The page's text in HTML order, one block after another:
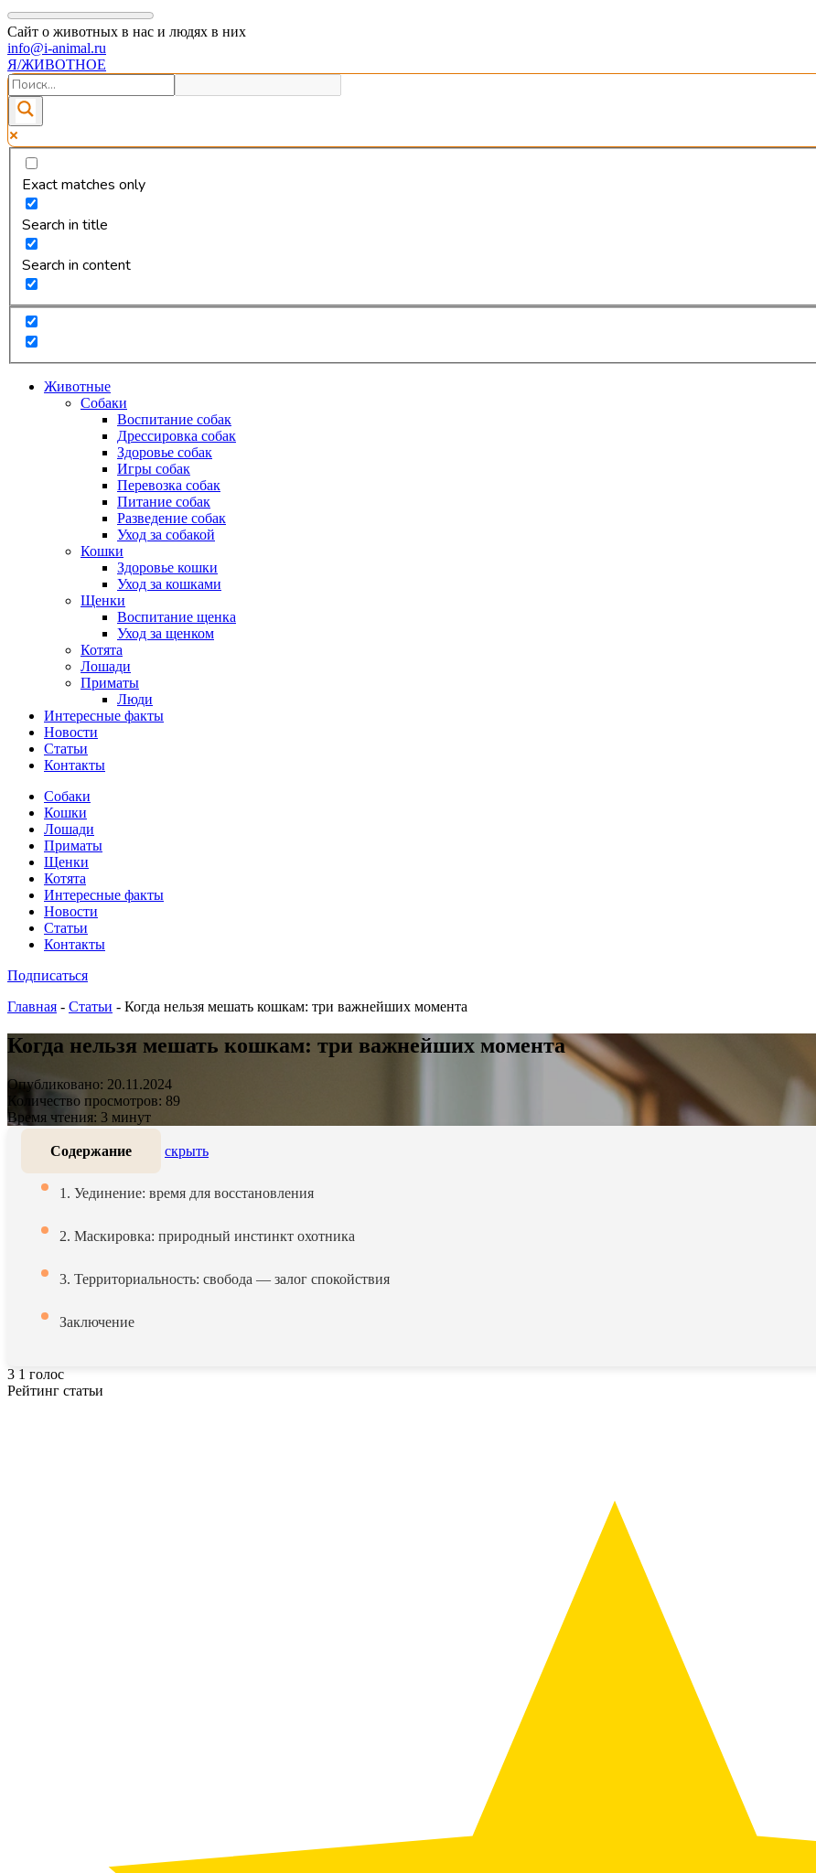
Сайт о животных в нас и людях в них
info@i-animal.ru
Я/ЖИВОТНОЕ
Exact matches only
Search in title
Search in content
Животные
Собаки
Воспитание собак
Дрессировка собак
Здоровье собак
Игры собак
Перевозка собак
Питание собак
Разведение собак
Уход за собакой
Кошки
Здоровье кошки
Уход за кошками
Щенки
Воспитание щенка
Уход за щенком
Котята
Лошади
Приматы
Люди
Интересные факты
Новости
Статьи
Контакты
Собаки
Кошки
Лошади
Приматы
Щенки
Котята
Интересные факты
Новости
Статьи
Контакты
Подписаться
Главная - Статьи - Когда нельзя мешать кошкам: три важнейших момента
Когда нельзя мешать кошкам: три важнейших момента
Опубликовано: 20.11.2024
Количество просмотров: 89
Время чтения: 3 минут
Содержание скрыть
1. Уединение: время для восстановления
2. Маскировка: природный инстинкт охотника
3. Территориальность: свобода — залог спокойствия
Заключение
3 1 голос
Рейтинг статьи